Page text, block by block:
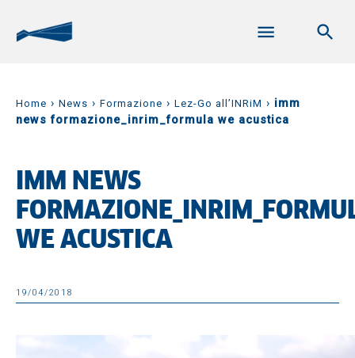
Home › News › Formazione › Lez-Go all’INRiM › imm
news formazione_inrim_formula we acustica
IMM NEWS
WE ACUSTICA
19/04/2018